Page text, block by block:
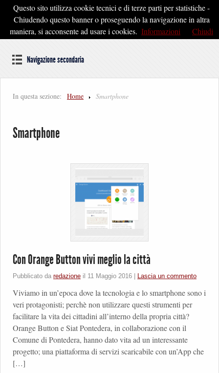
Pontedera2020
Dal cuore della Toscana un'idea di Futuro
Navigazione secondaria
In questa sezione: Home Smartphone
Smartphone
Con Orange Button vivi meglio la città
Pubblicato da redazione il 11 Maggio 2016 Lascia un commento
Viviamo in un’epoca dove la tecnologia e lo smartphone sono i
veri protagonisti; perchè non utilizzare questi strumenti per
facilitare la vita dei cittadini all’interno della propria città?
Orange Button e Siat Pontedera, in collaborazione con il
Comune di Pontedera, hanno dato vita ad un interessante
progetto; una piattaforma di servizi scaricabile con un’App che
[…]
Questo sito utilizza cookie tecnici e di terze parti per statistiche -
Chiudendo questo banner o proseguendo la navigazione in altra
maniera, si acconsente ad usare i cookies. Informazioni Chiudi